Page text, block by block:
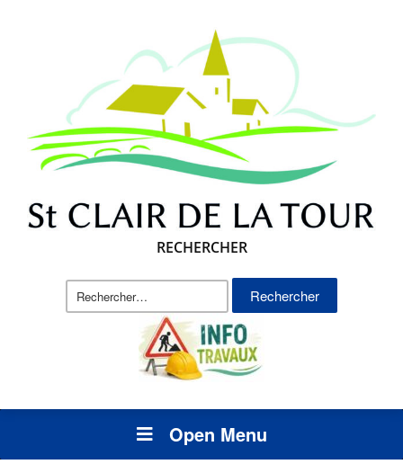
RECHERCHER
Rechercher :
Open Menu